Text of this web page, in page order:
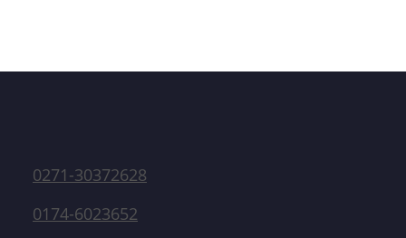
0271-30372628
0174-6023652